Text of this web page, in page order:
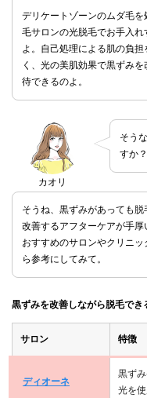
デリケートゾーンのムダ毛
毛サロンの光脱毛でお手入れ
よ。自己処理による肌の負
く、光の美肌効果で黒ずみ
待できるのよ。
カオリ
そう
すか？
そうね、黒ずみがあっても
改善するアフターケアが手厚
おすすめのサロンやクリニ
ら参考にしてみて。
黒ずみを改善しながら脱毛でき
サロン 特徴
ディオーネ
黒ず
光を使